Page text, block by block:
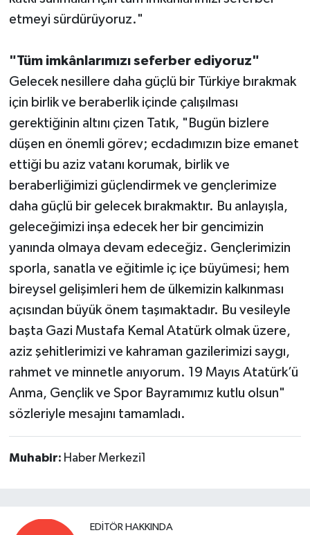
etmeyi sürdürüyoruz."
"Tüm imkânlarımızı seferber ediyoruz"
Gelecek nesillere daha güçlü bir Türkiye bırakmak
için birlik ve beraberlik içinde çalışılması
gerektiğinin altını çizen Tatık, "Bugün bizlere
düşen en önemli görev; ecdadımızın bize emanet
ettiği bu aziz vatanı korumak, birlik ve
beraberliğimizi güçlendirmek ve gençlerimize
daha güçlü bir gelecek bırakmaktır. Bu anlayışla,
geleceğimizi inşa edecek her bir gencimizin
yanında olmaya devam edeceğiz. Gençlerimizin
sporla, sanatla ve eğitimle iç içe büyümesi; hem
bireysel gelişimleri hem de ülkemizin kalkınması
açısından büyük önem taşımaktadır. Bu vesileyle
başta Gazi Mustafa Kemal Atatürk olmak üzere,
aziz şehitlerimizi ve kahraman gazilerimizi saygı,
rahmet ve minnetle anıyorum. 19 Mayıs Atatürk’ü
Anma, Gençlik ve Spor Bayramımız kutlu olsun"
sözleriyle mesajını tamamladı.
Muhabir: Haber Merkezi1
EDITÖR HAKKINDA